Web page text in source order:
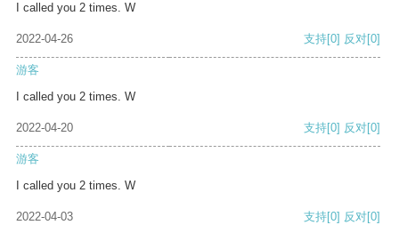
I called you 2 times. W
2022-04-26 支持[0] 反对[0]
游客
I called you 2 times. W
2022-04-20 支持[0] 反对[0]
游客
I called you 2 times. W
2022-04-03 支持[0] 反对[0]